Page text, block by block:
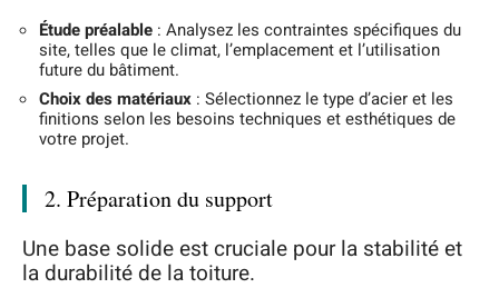
Étude préalable : Analysez les contraintes spécifiques du
site, telles que le climat, l’emplacement et l’utilisation
future du bâtiment.
Choix des matériaux : Sélectionnez le type d’acier et les
finitions selon les besoins techniques et esthétiques de
votre projet.
2. Préparation du support
Une base solide est cruciale pour la stabilité et
la durabilité de la toiture.